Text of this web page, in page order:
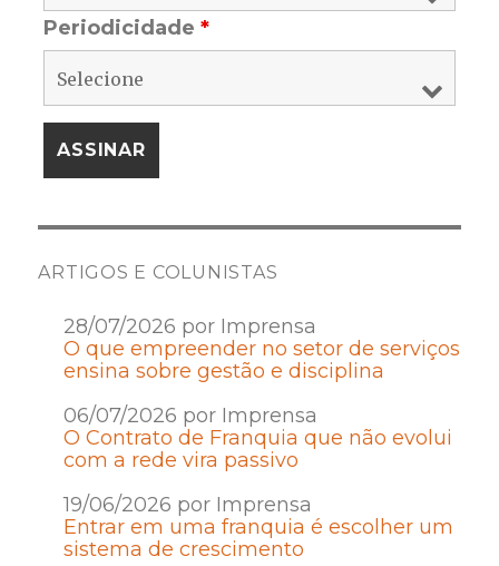
Periodicidade*
ARTIGOS E COLUNISTAS
28/07/2026 por Imprensa
O que empreender no setor de serviços
ensina sobre gestão e disciplina
06/07/2026 por Imprensa
O Contrato de Franquia que não evolui
com a rede vira passivo
19/06/2026 por Imprensa
Entrar em uma franquia é escolher um
sistema de crescimento